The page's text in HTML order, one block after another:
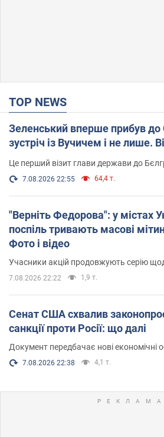
TOP NEWS
Зеленський вперше прибув до
зустріч із Вучичем і не лише.
Це перший візит глави держави до
7.08.2026 22:55 64,4 т.
"Верніть Федорова": у містах
поспіль тривають масові
Фото і відео
Учасники акцій продовжують серію
7.08.2026 22:22 1,9 т.
Сенат США схвалив
санкції проти Росії: що далі
Документ передбачає нові економічні
7.08.2026 22:38 4,1 т.